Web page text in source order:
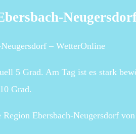
– WetterOnline
5 Grad. Am Tag ist es stark
Grad.
Ebersbach-Neugersdorf